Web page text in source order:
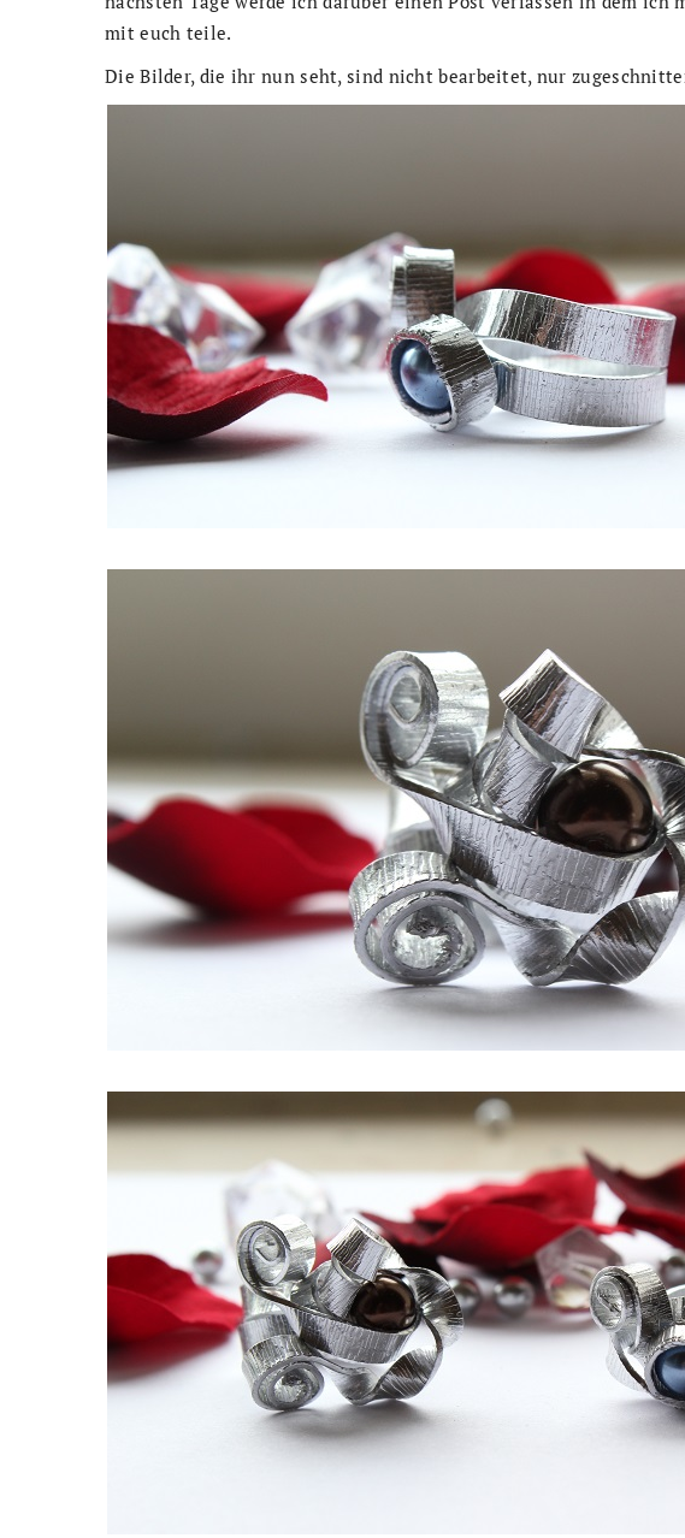
mit euch teile.
Die Bilder, die ihr nun seht, sind nicht bearbeitet, nur